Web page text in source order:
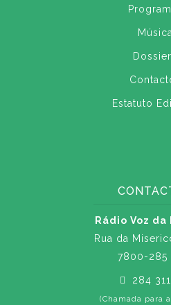
Música
Estatuto
Rádio Voz
Rua da
7800-285
284
(Chamada para